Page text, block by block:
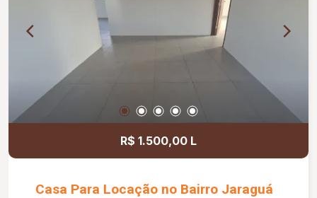
R$ 1.500,00 L
Casa Para Locação no Bairro Jaraguá